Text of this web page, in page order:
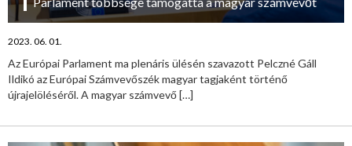
2023. 06. 01.
Az Európai Parlament ma plenáris ülésén szavazott Pelczné Gáll
Ildikó az Európai Számvevőszék magyar tagjaként történő
újrajelöléséről. A magyar számvevő[…]